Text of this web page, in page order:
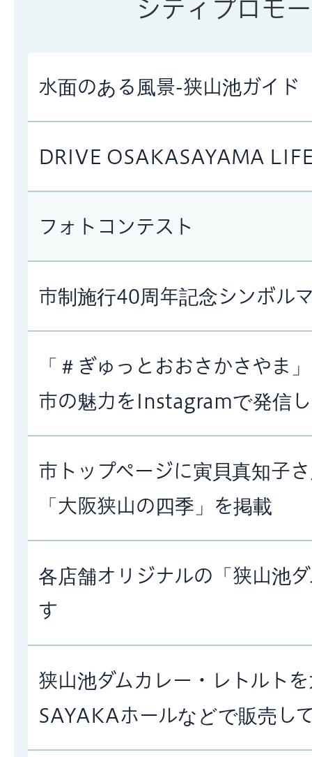
シティプロモ
水面のある風景-狭山池ガイド
DRIVE OSAKASAYAMA
フォトコンテスト
市制施行40周年記念シンボル
「＃ぎゅっとおおさかさやま
市の魅力をInstagramで発信
市トップページに寅貝真知子
「大阪狭山の四季」を掲載
各店舗オリジナルの「狭山池
す
狭山池ダムカレー・レトルト
SAYAKAホールなどで販売し